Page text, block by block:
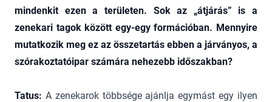
mindenkit ezen a területen. Sok az „átjárás” is a
zenekari tagok között egy-egy formációban. Mennyire
mutatkozik meg ez az összetartás ebben a járványos, a
szórakoztatóipar számára nehezebb időszakban?
Tatus: A zenekarok többsége ajánlja egymást egy ilyen